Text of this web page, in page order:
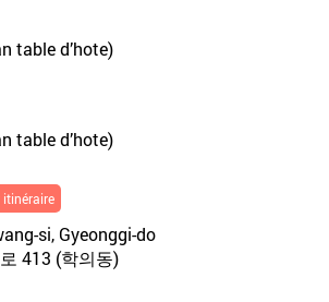
table d’hote)
table d’hote)
itinéraire
si, Gyeonggi-do
413 (학의동)